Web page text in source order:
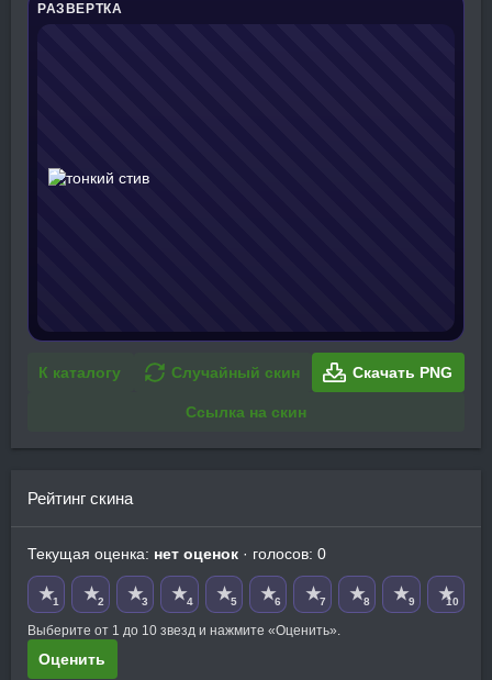
РАЗВЕРТКА
К каталогу Случайный скин Скачать PNG
Ссылка на скин
Рейтинг скина
Текущая оценка: нет оценок · голосов: 0
★1 ★2 ★3 ★4 ★5 ★6 ★7 ★8 ★9 ★10
Выберите от 1 до 10 звезд и нажмите «Оценить».
Оценить